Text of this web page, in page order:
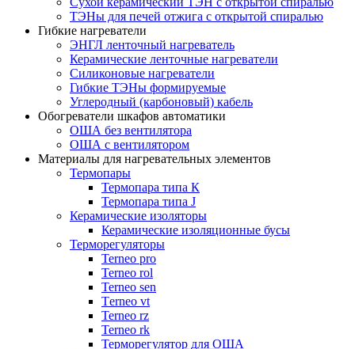
ТЭНы для печей отжига с открытой спиралью
Гибкие нагреватели
ЭНГЛ ленточный нагреватель
Керамические ленточные нагреватели
Силиконовые нагреватели
Гибкие ТЭНы формируемые
Углеродный (карбоновый) кабель
Обогреватели шкафов автоматики
ОША без вентилятора
ОША с вентилятором
Материалы для нагревательных элементов
Термопары
Термопара типа К
Термопара типа J
Керамические изоляторы
Керамические изоляционные бусы
Терморегуляторы
Terneo pro
Terneo rol
Terneo sen
Тerneo vt
Terneo rz
Terneo rk
Терморегулятор для ОША